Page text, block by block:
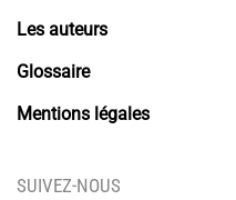
Les auteurs
Glossaire
Mentions légales
SUIVEZ-NOUS